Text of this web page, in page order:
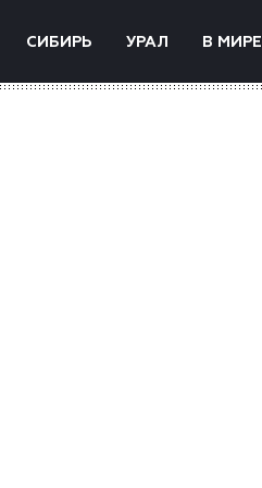
СИБИРЬ УРАЛ В МИРЕ